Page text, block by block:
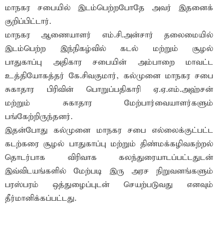
மாநகர சபையில் இடம்பெற்றபோதே அவர் இதனைக்
குறிப்பிட்டார்.
மாநகர ஆணையாளர் எம்.சி.அன்சார் தலைமையில்
இடம்பெற்ற இந்நிகழ்வில் கடல் மற்றும் சூழல்
பாதுகாப்பு அதிகார சபையின் அம்பாறை மாவட்ட
உத்தியோகத்தர் கே.சிவகுமார், கல்முனை மாநகர சபை
சுகாதார பிரிவின் பொறுப்பதிகாரி ஏ.ஏ.எம்.அஹ்சன்
மற்றும் சுகாதார மேற்பார்வையாளர்களும்
பங்கேற்றிருந்தனர்.
இதன்போது கல்முனை மாநகர சபை எல்லைக்குட்பட்ட
கடற்கரை சூழல் பாதுகாப்பு மற்றும் திண்மக்கழிவகற்றல்
தொடர்பாக விரிவாக கலந்துரையாடப்பட்டதுடன்
இவ்விடயங்களில் மேற்படி இரு அரச நிறுவனங்களும்
பரஸ்பரம் ஒத்துழைப்புடன் செயற்படுவது எனவும்
தீர்மானிக்கப்பட்டது.